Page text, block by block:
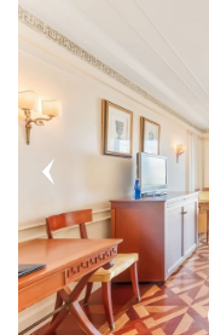
阳台客房
高级套房
豪华套房
观湖套房
水景套房
2 BEDROOM WITH
2 BEDROOM
3 BEDROOM PLUNGE
－三室公寓
3 BEDROOM
IL BAROCCO 餐厅
LE JARDIN 酒廊
会议与活动
LE MEDUSA 宴会厅
LA FINESTRA 宴会厅
THE BOARDROOM 黄
婚宴
优选套餐
水疗与健身中心
五星级的服务与设施